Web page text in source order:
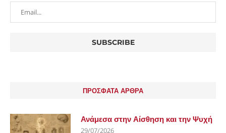
ΠΡΟΣΦΑΤΑ ΑΡΘΡΑ
Ανάμεσα στην Αίσθηση και την Ψυχή
29/07/2026